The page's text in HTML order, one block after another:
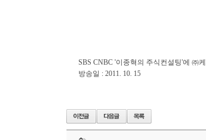
SBS CNBC '이종혁의 주식컨설팅'에 ㈜
방송일 : 2011. 10. 15